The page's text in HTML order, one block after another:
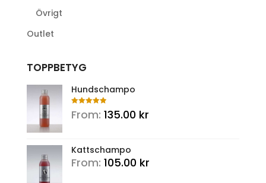
Övrigt
Outlet
TOPPBETYG
Hundschampo
Rated
out of 5
From: 135.00 kr
Kattschampo
From: 105.00 kr